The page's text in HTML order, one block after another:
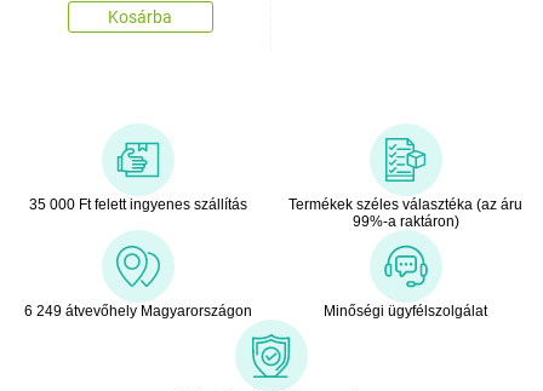
Kosárba
35 000 Ft felett ingyenes szállítás
Termékek széles választéka (az áru
99%-a raktáron)
6 249 átvevőhely Magyarországon Minőségi ügyfélszolgálat